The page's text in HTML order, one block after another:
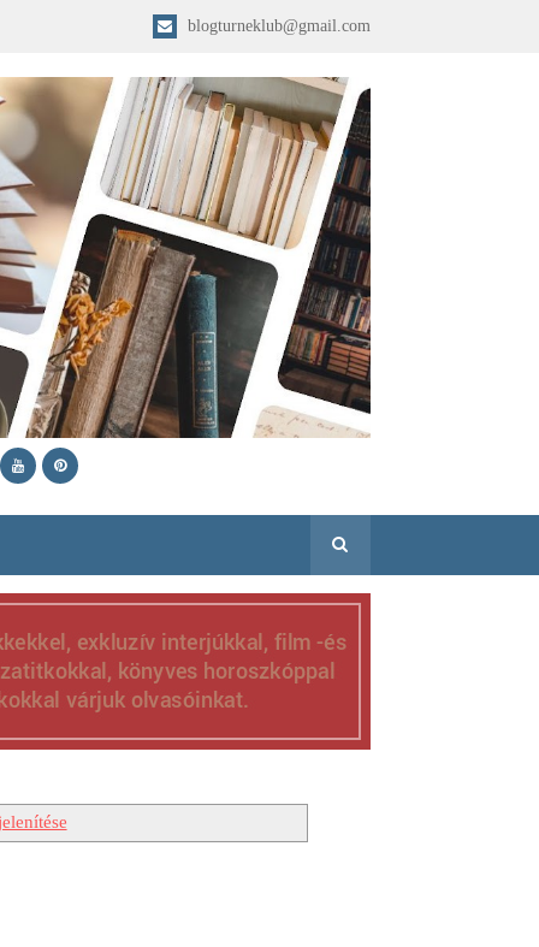
blogturneklub@gmail.com